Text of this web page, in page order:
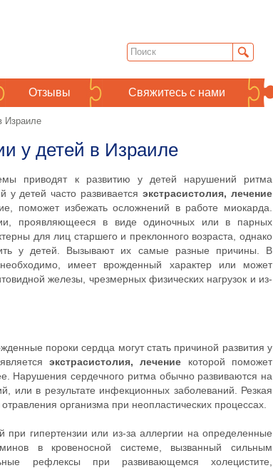
Отзывы Свяжитесь с нами
Израиле
у детей в Израиле
приводят к развитию у детей нарушений ритма
у детей часто развиваетсяэкстрасистолия, лечение
поможет избежать осложнений в работе миокарда.
проявляющееся в виде одиночных или в парных
для лиц старшего и преклонного возраста, однако
у детей. Вызывают их самые разные причины. В
имеет врожденный характер или может
железы, чрезмерных физических нагрузок и из-
пороки сердца могут стать причиной развития у
экстрасистолия, лечение которой поможет
Нарушения сердечного ритма обычно развиваются на
или в результате инфекционных заболеваний. Резкая
организма при неопластических процессах.
при гипертензии или из-за аллергии на определенные
в кровеносной системе, вызванный сильным
рефлексы при развивающемся холецистите,